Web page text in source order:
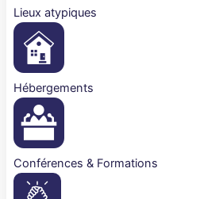
Lieux atypiques
Hébergements
Conférences & Formations